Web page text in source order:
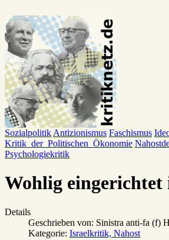
Sozialpolitik Antizionismus Faschismus
Kritik_der_Politischen_Ökonomie
Psychologiekritik
Wohlig eingerichtet
Details
Geschrieben von: Sinistra anti-fa (f)
Kategorie: Israelkritik, Nahost